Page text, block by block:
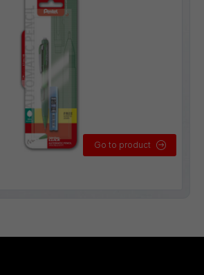
Go to product